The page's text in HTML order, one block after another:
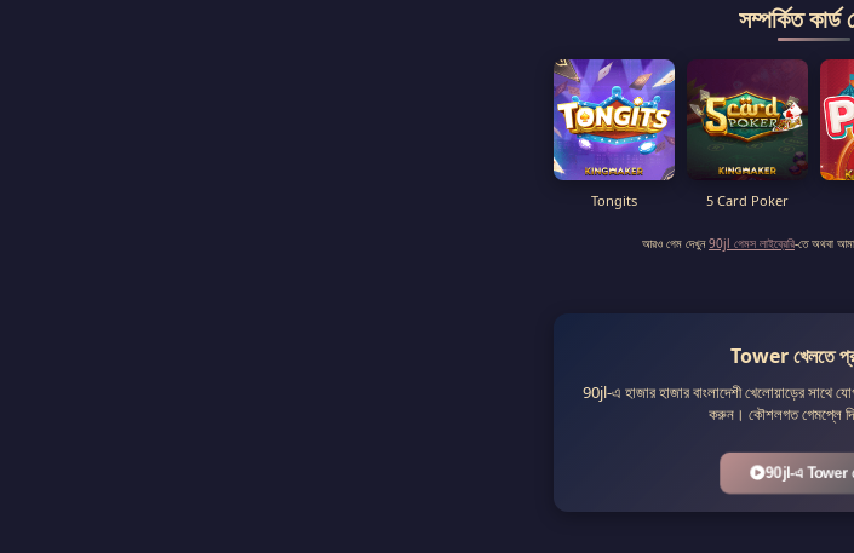
সম্পর্কিত কার্ড
Tongits 5 Card Poker
আরও গেম দেখুন90jl গেমস লাইব্রেরি-তে অথবা
Tower খেলতে
90jl-এ হাজার হাজার বাংলাদেশী খেলোয়াড়ের সাথে
করুন। কৌশলগত গেমপ্লে
90jl-এ Tower